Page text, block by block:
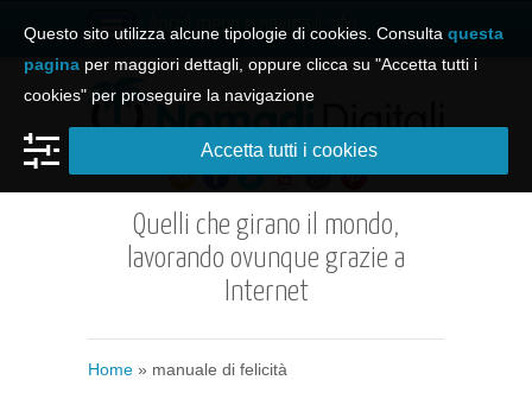
Apri il menu e naviga il sito
Quelli che girano il mondo,
lavorando ovunque grazie a
Internet
Home » manuale di felicità
Questo sito utilizza alcune tipologie di cookies. Consulta questa
pagina per maggiori dettagli, oppure clicca su "Accetta tutti i
cookies" per proseguire la navigazione
Accetta tutti i cookies